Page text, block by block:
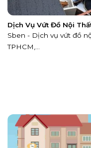
Dịch Vụ Vứt Đồ Nội
Sben - Dịch vụ vứt đồ
TPHCM,...